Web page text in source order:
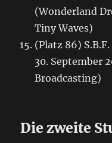
(Wonderland
Tiny Waves)
(Platz 86)
30. September
Broadcasting)
Die zweite